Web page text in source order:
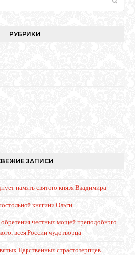
РУБРИКИ
ЗАПИСИ
память святого князя Владимира
княгини Ольги
честных мощей преподобного
всея России чудотворца
Царственных страстотерпцев